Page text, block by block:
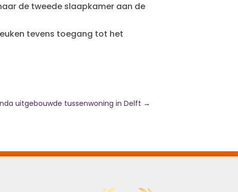
de tweede slaapkamer aan de
tevens toegang tot het
uitgebouwde tussenwoning in Delft →